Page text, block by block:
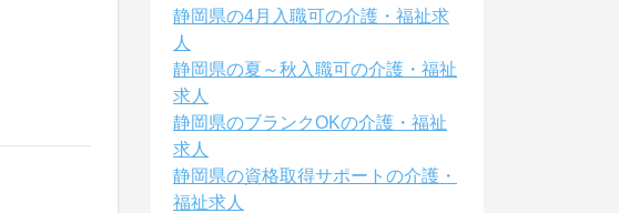
静岡県の4月入職可の介護・福祉求
人
静岡県の夏～秋入職可の介護・福祉
求人
静岡県のブランクOKの介護・福祉
求人
静岡県の資格取得サポートの介護・
福祉求人